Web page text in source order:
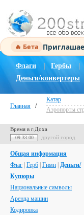
🔥 Бета
Флаги Гербы
Деньги/конвертеры
Главная /
Катар
Аэропорты
Время в г.Доха
09:33:00 другой город
Общая информация
Флаг Герб Гимн Деньги/
Купюры
Национальные символы
Аренда машин
Кодировка